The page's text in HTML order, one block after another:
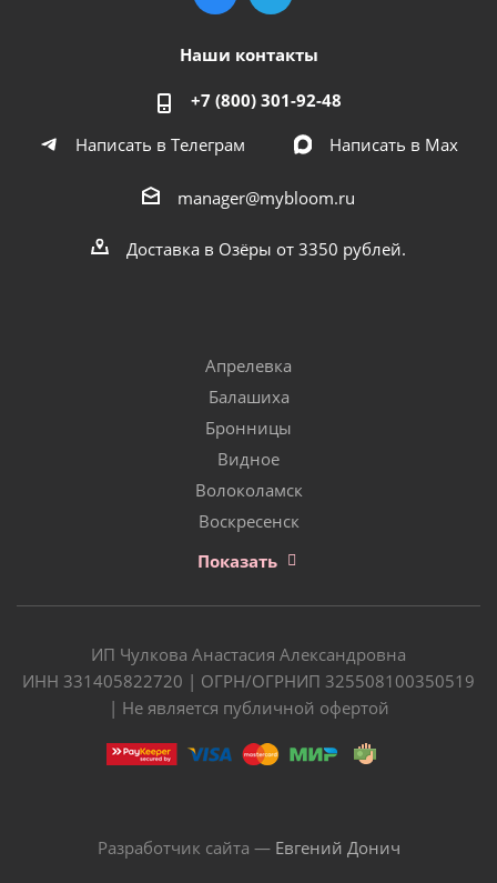
Наши контакты
+7 (800) 301-92-48
Написать в Телеграм
Написать в Мах
manager@mybloom.ru
Доставка в Озёры от 3350 рублей.
Апрелевка
Балашиха
Бронницы
Видное
Волоколамск
Воскресенск
Показать
ИП Чулкова Анастасия Александровна
ИНН 331405822720 | ОГРН/ОГРНИП 325508100350519
| Не является публичной офертой
Разработчик сайта — Евгений Донич